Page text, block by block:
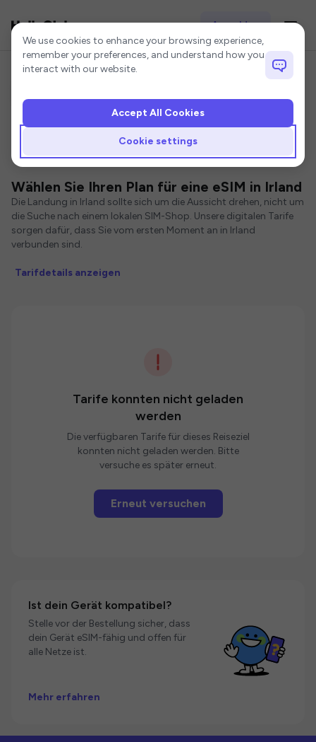
Anmelden
Startseite Irland eSIM
eSIMs für Irland
Wählen Sie Ihren Plan für eine eSIM in Irland
Die Landung in Irland sollte sich um die Aussicht drehen, nicht um
die Suche nach einem lokalen SIM-Shop. Unsere digitalen Tarife
sorgen dafür, dass Sie vom ersten Moment an in Irland
verbunden sind.
Tarifdetails anzeigen
Tarife konnten nicht geladen
werden
Die verfügbaren Tarife für dieses Reiseziel
konnten nicht geladen werden. Bitte
versuche es später erneut.
Erneut versuchen
Ist dein Gerät kompatibel?
Stelle vor der Bestellung sicher, dass
dein Gerät eSIM-fähig und offen für
alle Netze ist.
Mehr erfahren
Cookie settings
We use cookies to enhance your browsing experience,
remember your preferences, and understand how you
interact with our website.
Cookie settings
Accept All Cookies